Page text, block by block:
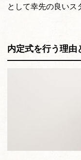
として幸先の良いス
内定式を行う理由